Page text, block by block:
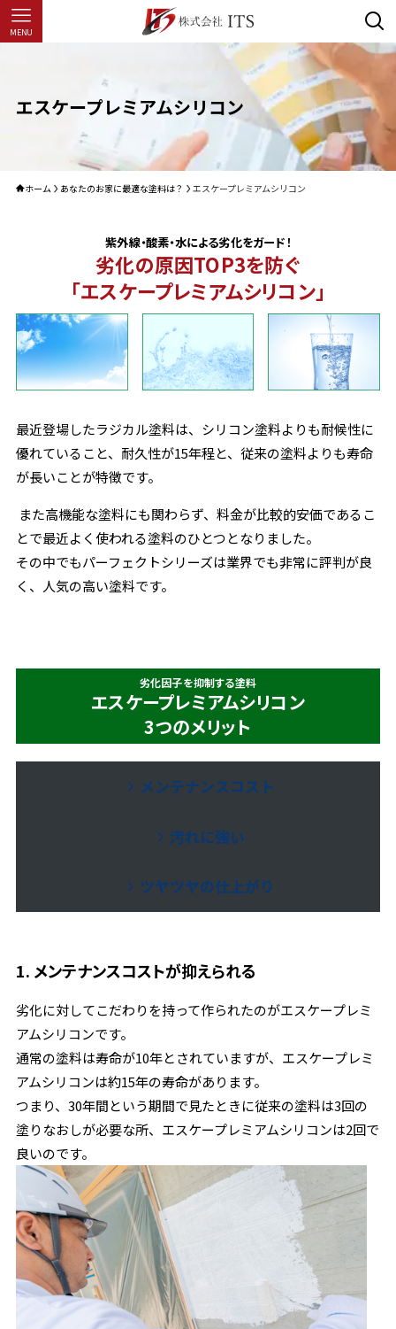
MENU
エスケープレミアムシリコン
ホーム あなたのお家に最適な塗料は？ エスケープレミアムシリコン
紫外線・酸素・水による劣化をガード！
劣化の原因TOP3を防ぐ
「エスケープレミアムシリコン」
最近登場したラジカル塗料は、シリコン塗料よりも耐候性に
優れていること、耐久性が15年程と、従来の塗料よりも寿命
が長いことが特徴です。
また高機能な塗料にも関わらず、料金が比較的安価であるこ
とで最近よく使われる塗料のひとつとなりました。
その中でもパーフェクトシリーズは業界でも非常に評判が良
く、人気の高い塗料です。
劣化因子を抑制する塗料
エスケープレミアムシリコン
3つのメリット
メンテナンスコスト
汚れに強い
ツヤツヤの仕上がり
1. メンテナンスコストが抑えられる
劣化に対してこだわりを持って作られたのがエスケープレミ
アムシリコンです。
通常の塗料は寿命が10年とされていますが、エスケープレミ
アムシリコンは約15年の寿命があります。
つまり、30年間という期間で見たときに従来の塗料は3回の
塗りなおしが必要な所、エスケープレミアムシリコンは2回で
良いのです。